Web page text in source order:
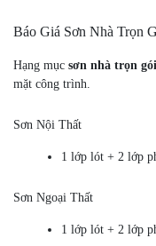
Báo Giá Sơn Nhà Trọn
Hạng mục sơn nhà trọn
mặt công trình.
Sơn Nội Thất
1 lớp lót + 2 lớp
Sơn Ngoại Thất
1 lớp lót + 2 lớp